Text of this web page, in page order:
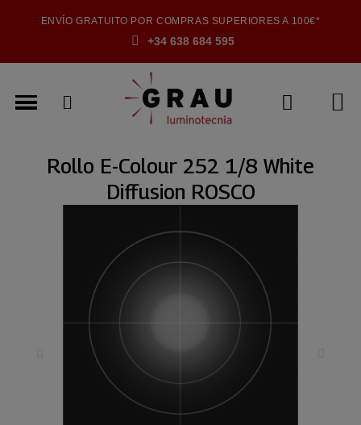
ENVÍO GRATUITO POR COMPRAS SUPERIORES A 100€*
+34 638 684 595
Rollo E-Colour 252 1/8 White
Diffusion ROSCO